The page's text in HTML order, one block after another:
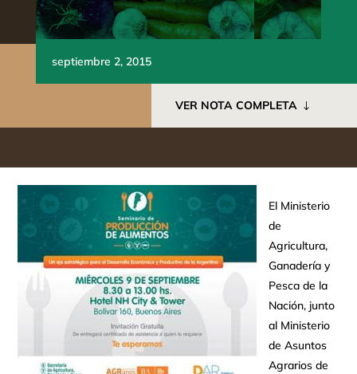
septiembre 2, 2015
VER NOTA COMPLETA
El Ministerio
de
Agricultura,
Ganadería y
Pesca de la
Nación, junto
al Ministerio
de Asuntos
Agrarios de